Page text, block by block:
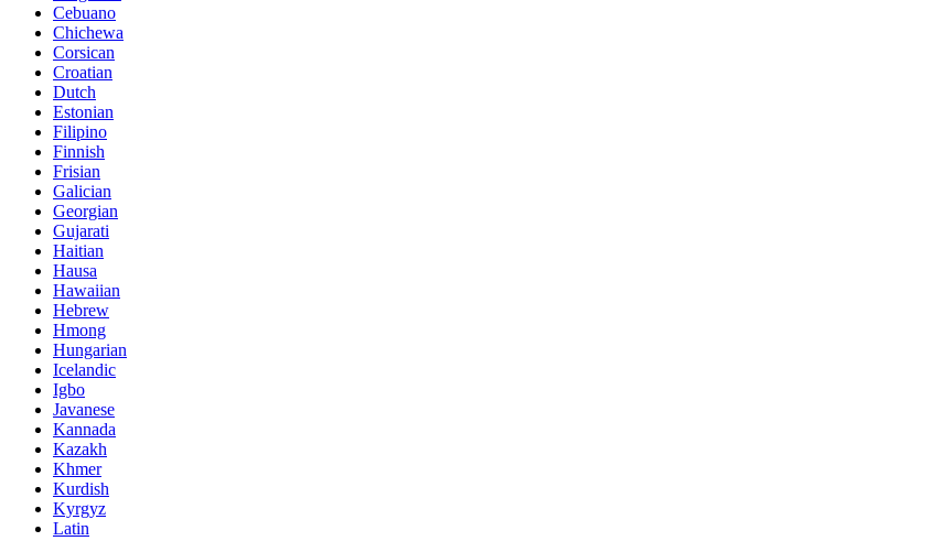
Cebuano
Chichewa
Corsican
Croatian
Dutch
Estonian
Filipino
Finnish
Frisian
Galician
Georgian
Gujarati
Haitian
Hausa
Hawaiian
Hebrew
Hmong
Hungarian
Icelandic
Igbo
Javanese
Kannada
Kazakh
Khmer
Kurdish
Kyrgyz
Latin